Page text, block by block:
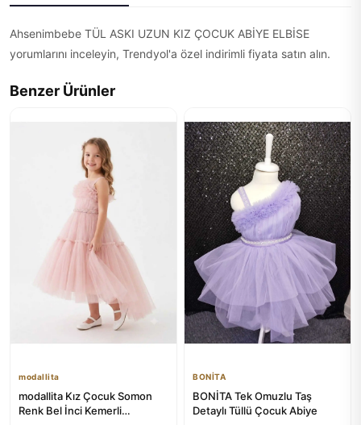
Ahsenimbebe TÜL ASKI UZUN KIZ ÇOCUK ABİYE ELBİSE
yorumlarını inceleyin, Trendyol'a özel indirimli fiyata satın alın.
Benzer Ürünler
modallita
modallita Kız Çocuk Somon
Renk Bel İnci Kemerli
BONİTA
BONİTA Tek Omuzlu Taş
Detaylı Tüllü Çocuk Abiye